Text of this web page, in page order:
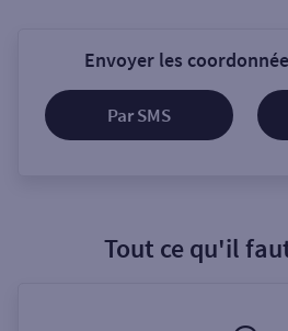
Envoyer les
Par SMS
Tout ce qu'il